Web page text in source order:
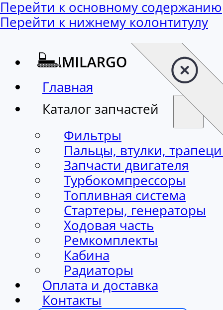
Перейти к основному содержанию
Перейти к нижнему колонтитулу
Главная
Каталог запчастей
Фильтры
Пальцы, втулки,
Запчасти двигателя
Турбокомпрессоры
Топливная система
Стартеры, генераторы
Ходовая часть
Ремкомплекты
Кабина
Радиаторы
Оплата и доставка
Контакты